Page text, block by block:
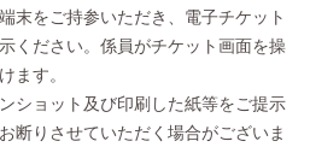
末をご持参いただき、電子チケット
ください。係員がチケット画面を操
ます。
ショット及び印刷した紙等をご提示
断りさせていただく場合がございま